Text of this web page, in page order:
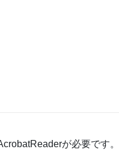
が必要です。